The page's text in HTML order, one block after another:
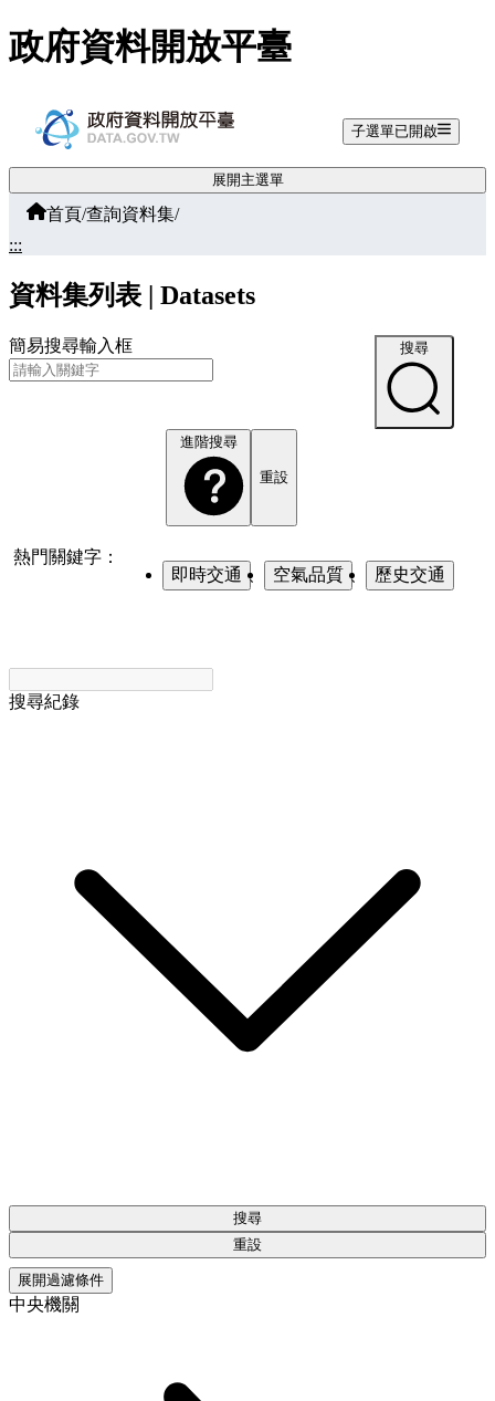
跳至主要內容
政府資料開放平臺
子選單已開啟
展開主選單
首頁/查詢資料集/
:::
資料集列表 | Datasets
簡易搜尋輸入框 搜尋
進階搜尋
重設
熱門關鍵字：
即時交通 、 空氣品質 、 歷史交通
搜尋紀錄
搜尋
重設
展開過濾條件
中央機關